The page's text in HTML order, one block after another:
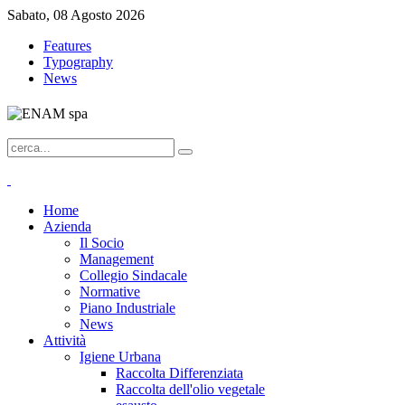
Sabato, 08 Agosto 2026
Features
Typography
News
Home
Azienda
Il Socio
Management
Collegio Sindacale
Normative
Piano Industriale
News
Attività
Igiene Urbana
Raccolta Differenziata
Raccolta dell'olio vegetale